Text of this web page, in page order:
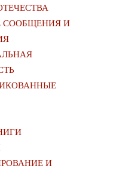
СООБЩЕНИЯ И
И